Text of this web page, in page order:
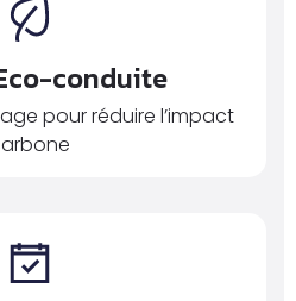
conduite
pour réduire l’impact